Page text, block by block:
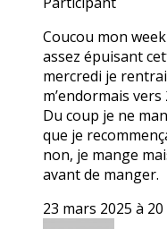
Coucou mon week
assez épuisant
mercredi je
m’endormais
Du coup je ne
que je
non, je mange
avant de manger.
23 mars 2025 à